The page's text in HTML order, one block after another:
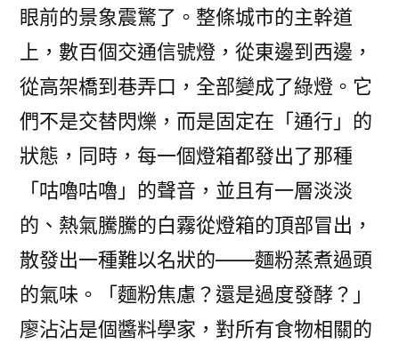
眼前的景象震驚了。整條城市的主幹道
上，數百個交通信號燈，從東邊到西邊，
從高架橋到巷弄口，全部變成了綠燈。它
們不是交替閃爍，而是固定在「通行」的
狀態，同時，每一個燈箱都發出了那種
「咕嚕咕嚕」的聲音，並且有一層淡淡
的、熱氣騰騰的白霧從燈箱的頂部冒出，
散發出一種難以名狀的——麵粉蒸煮過頭
的氣味。「麵粉焦慮？還是過度發酵？」
廖沾沾是個醬料學家，對所有食物相關的